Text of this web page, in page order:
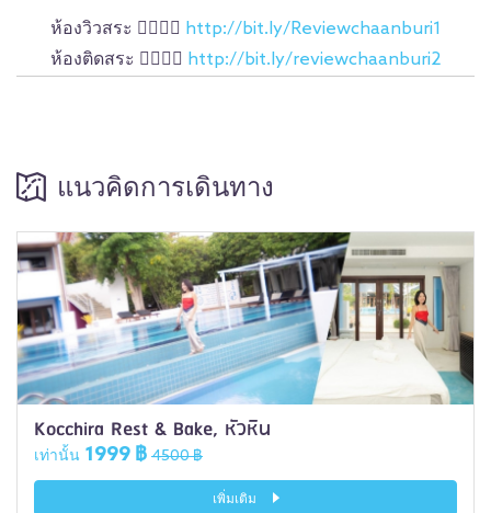
ห้องวิวสระ 👉🏼👉🏼 http://bit.ly/Reviewchaanburi1
ห้องติดสระ 👉🏼👉🏼 http://bit.ly/reviewchaanburi2
แนวคิดการเดินทาง
Kocchira Rest & Bake, หัวหิน
เท่านั้น 1999 ฿ 4500 ฿
เพิ่มเติม